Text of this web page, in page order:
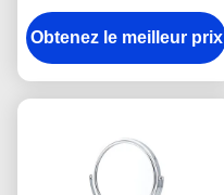
dégrossi rotatif de
miroir de maquillage le
double
Obtenez le meilleur prix